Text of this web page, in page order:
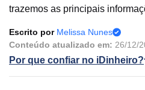
trazemos as principais
Escrito por Melissa Nunes
Conteúdo atualizado em: 26/12/
Por que confiar no iDinheiro?